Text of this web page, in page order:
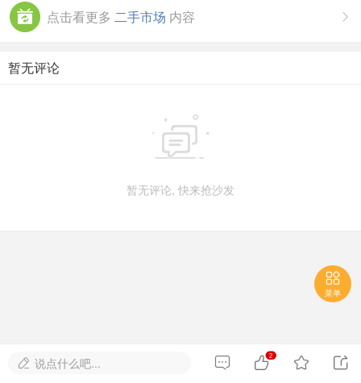

点击看更多 二手市场 内容
暂无评论

暂无评论, 快来抢沙发

菜单
 说点什么吧...  2  